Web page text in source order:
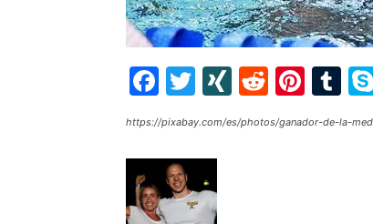
Facebook
Twitter
XINGReddit
https://pixabay.com/es/photos/ganador-de-la-